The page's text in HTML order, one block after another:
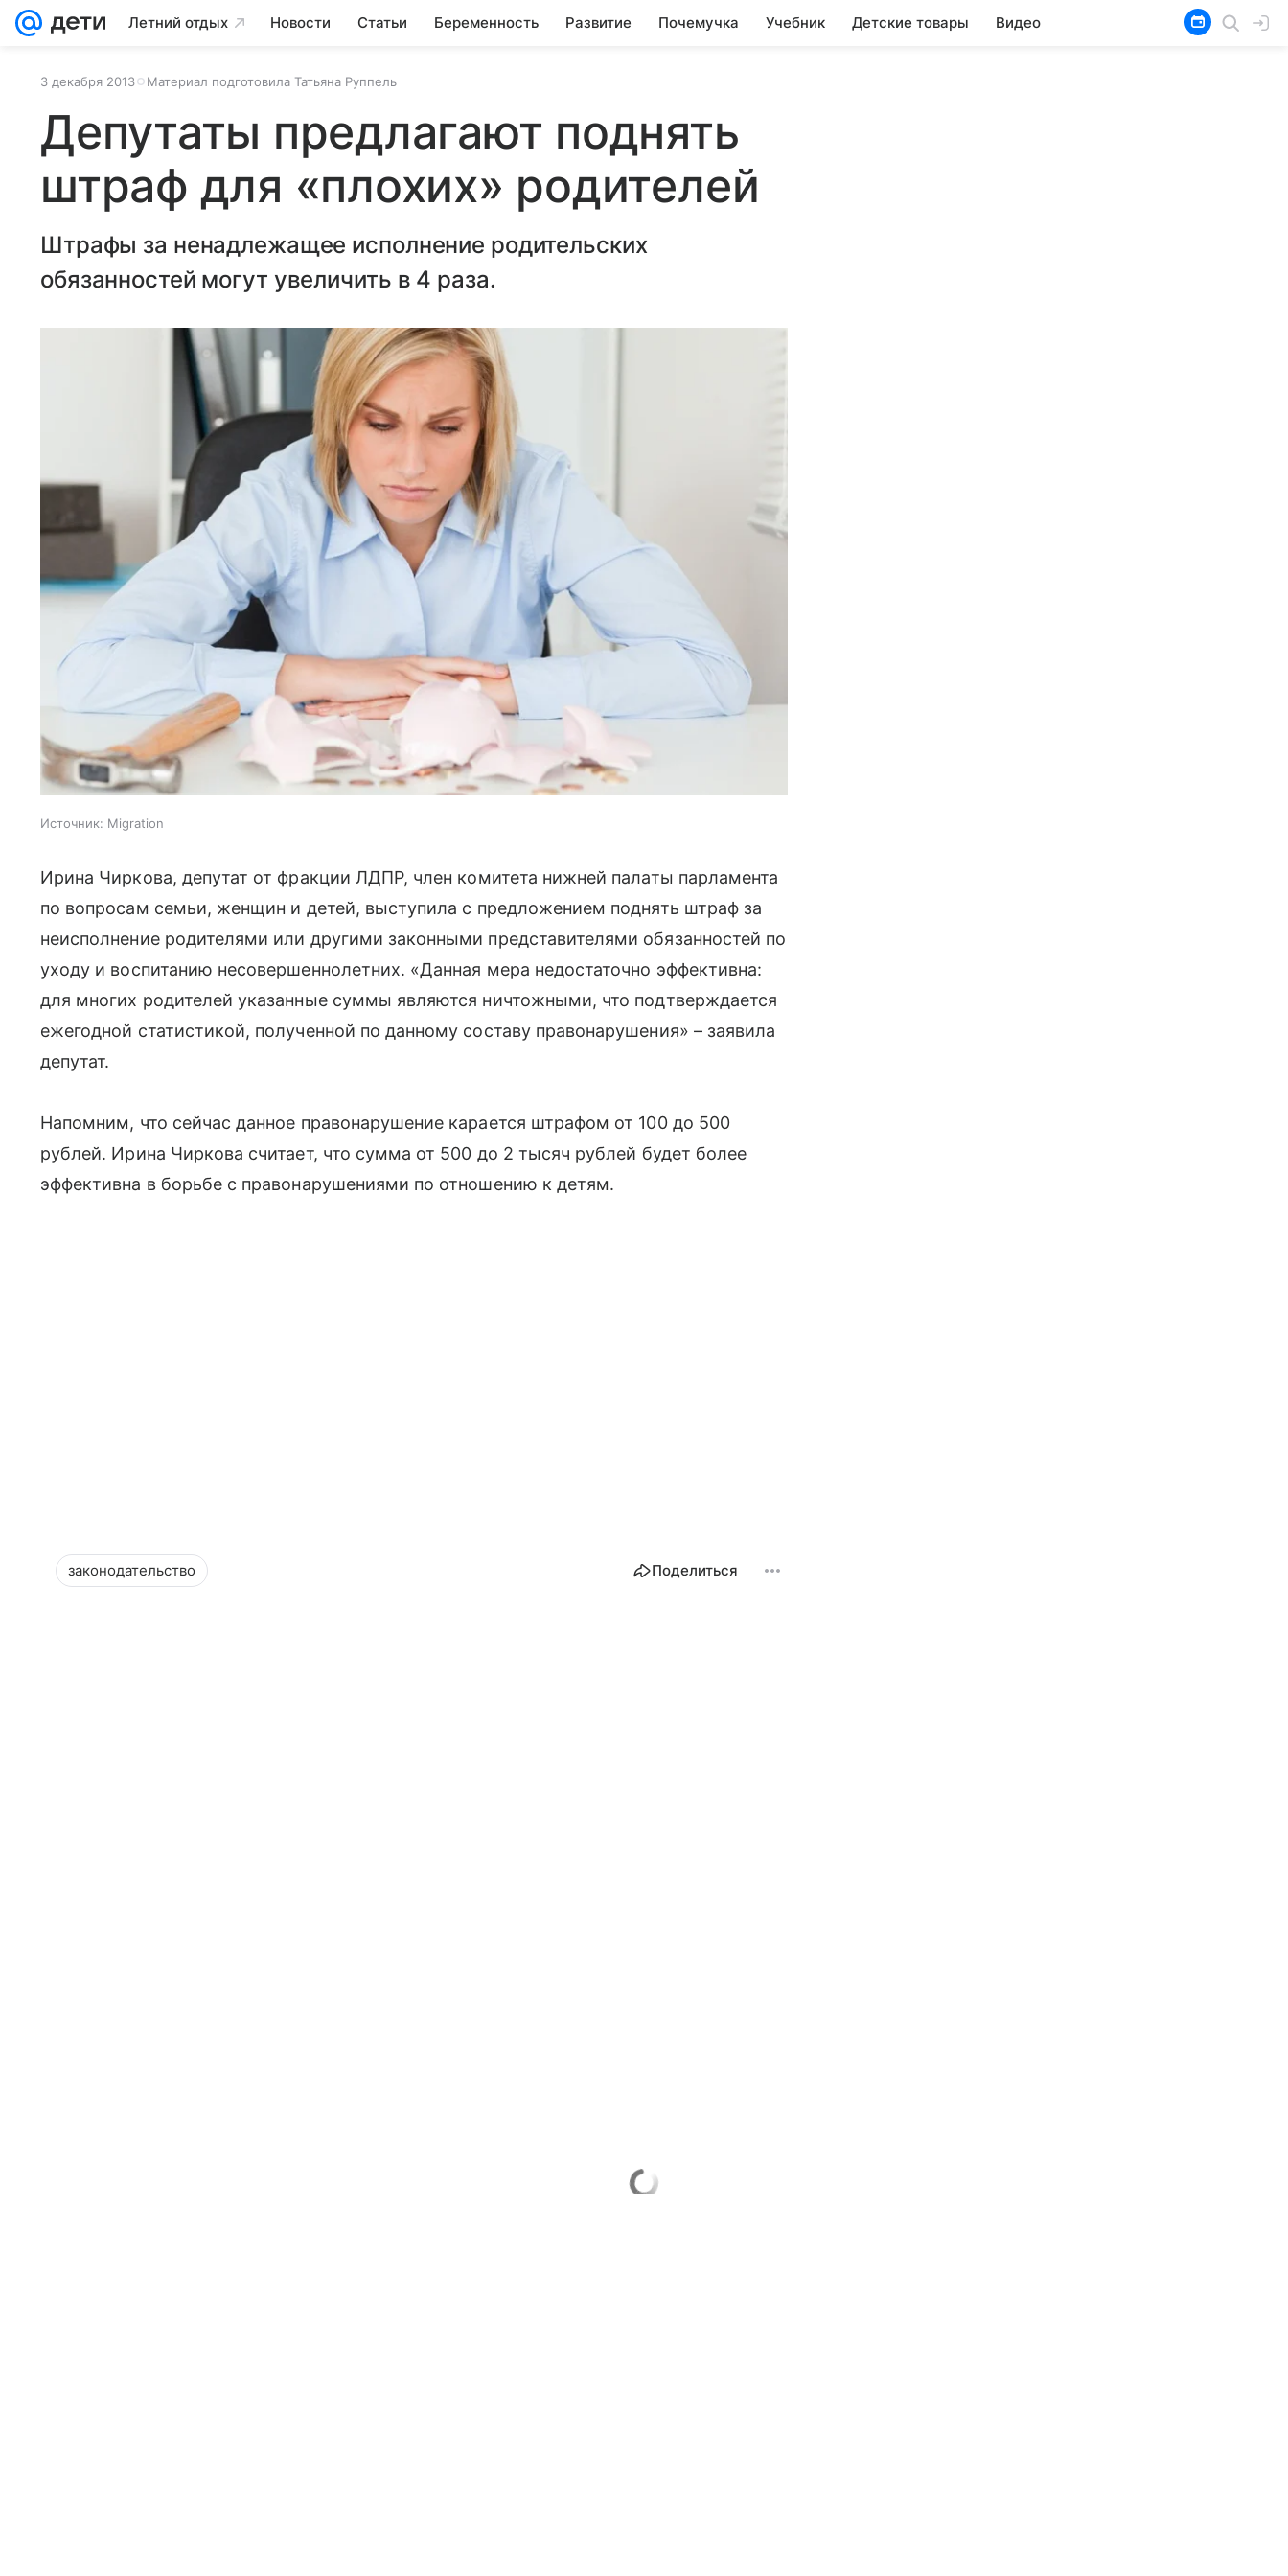
Летний отдых Новости Статьи Беременность Развитие Почемучка Учебник Детские товары Видео
3 декабря 2013 Материал подготовила Татьяна Руппель
Депутаты предлагают поднять
штраф для «плохих» родителей
Штрафы за ненадлежащее исполнение родительских
обязанностей могут увеличить в 4 раза.
Источник: Migration
Ирина Чиркова, депутат от фракции ЛДПР, член комитета нижней палаты парламента
по вопросам семьи, женщин и детей, выступила с предложением поднять штраф за
неисполнение родителями или другими законными представителями обязанностей по
уходу и воспитанию несовершеннолетних. «Данная мера недостаточно эффективна:
для многих родителей указанные суммы являются ничтожными, что подтверждается
ежегодной статистикой, полученной по данному составу правонарушения» – заявила
депутат.
Напомним, что сейчас данное правонарушение карается штрафом от 100 до 500
рублей. Ирина Чиркова считает, что сумма от 500 до 2 тысяч рублей будет более
эффективна в борьбе с правонарушениями по отношению к детям.
законодательство Поделиться